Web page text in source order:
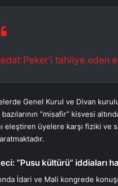
Peker’i tahliye eden
Genel Kurul ve Divan
“misafir” kisvesi
eleştiren üyelere karşı fiziki
“Pusu kültürü” iddiaları
İdari ve Mali kongrede